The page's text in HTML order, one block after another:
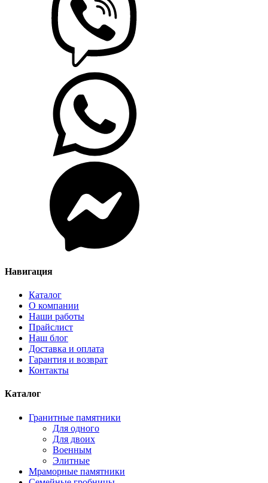
Навигация
Каталог
О компании
Наши работы
Прайслист
Наш блог
Доставка и оплата
Гарантия и возврат
Контакты
Каталог
Гранитные памятники
Для одного
Для двоих
Военным
Элитные
Мраморные памятники